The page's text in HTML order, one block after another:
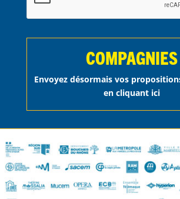
COMPAGNIES
Envoyez désormais vos
en cliquant ici